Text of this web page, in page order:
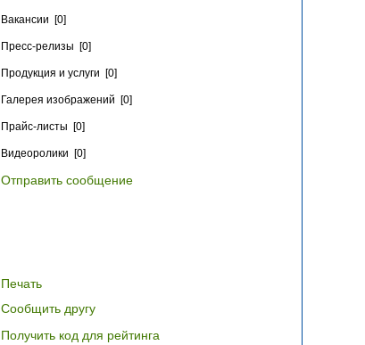
Вакансии [0]
Пресс-релизы [0]
Продукция и услуги [0]
Галерея изображений [0]
Прайс-листы [0]
Видеоролики [0]
Отправить сообщение
Печать
Сообщить другу
Получить код для рейтинга